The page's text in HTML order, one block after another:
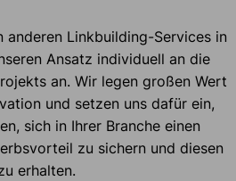
anderen Linkbuilding-Services in
Ansatz individuell an die
an. Wir legen großen Wert
und setzen uns dafür ein,
sich in Ihrer Branche einen
zu sichern und diesen
erhalten.